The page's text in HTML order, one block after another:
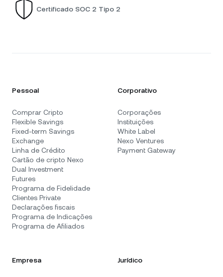
Certificado SOC 2 Tipo 2
Pessoal
Comprar Cripto
Flexible Savings
Fixed-term Savings
Exchange
Linha de Crédito
Cartão de cripto Nexo
Dual Investment
Futures
Programa de Fidelidade
Clientes Private
Declarações fiscais
Programa de Indicações
Programa de Afiliados
Corporativo
Corporações
Instituições
White Label
Nexo Ventures
Payment Gateway
Empresa Jurídico